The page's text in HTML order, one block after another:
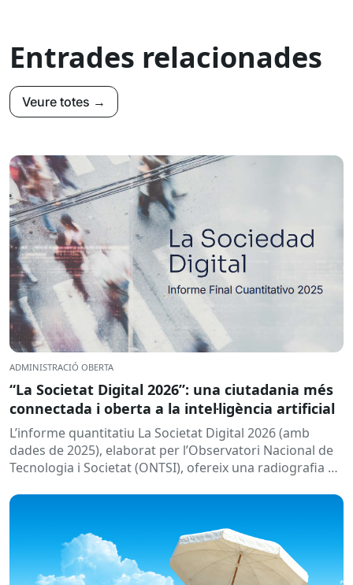
Entrades relacionades
Veure totes →
ADMINISTRACIÓ OBERTA
“La Societat Digital 2026”: una ciutadania més
connectada i oberta a la intel·ligència artificial
L’informe quantitatiu La Societat Digital 2026 (amb
dades de 2025), elaborat per l’Observatori Nacional de
Tecnologia i Societat (ONTSI), ofereix una radiografia de